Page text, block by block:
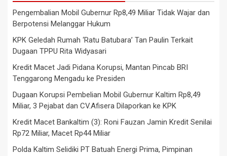
Pengembalian Mobil Gubernur Rp8,49 Miliar Tidak Wajar dan
Berpotensi Melanggar Hukum
KPK Geledah Rumah ‘Ratu Batubara’ Tan Paulin Terkait
Dugaan TPPU Rita Widyasari
Kredit Macet Jadi Pidana Korupsi, Mantan Pincab BRI
Tenggarong Mengadu ke Presiden
Dugaan Korupsi Pembelian Mobil Gubernur Kaltim Rp8,49
Miliar, 3 Pejabat dan CV.Afisera Dilaporkan ke KPK
Kredit Macet Bankaltim (3): Roni Fauzan Jamin Kredit Senilai
Rp72 Miliar, Macet Rp44 Miliar
Polda Kaltim Selidiki PT Batuah Energi Prima, Pimpinan